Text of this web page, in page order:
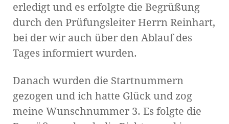
erledigt und es erfolgte die Begrüßung
durch den Prüfungsleiter Herrn Reinhart,
bei der wir auch über den Ablauf des
Tages informiert wurden.
Danach wurden die Startnummern
gezogen und ich hatte Glück und zog
meine Wunschnummer 3. Es folgte die